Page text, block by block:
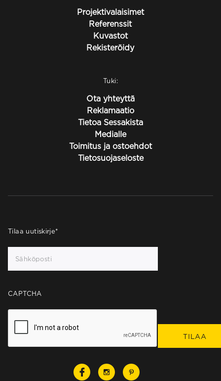
Projektivalaisimet
Referenssit
Kuvastot
Rekisteröidy
Tuki:
Ota yhteyttä
Reklamaatio
Tietoa Sessakista
Medialle
Toimitus ja ostoehdot
Tietosuojaseloste
Tilaa uutiskirje*
CAPTCHA